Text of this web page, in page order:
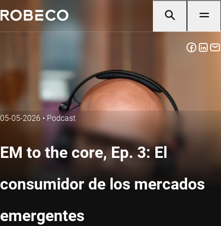
05-05-2026 • Podcast
EM to the core, Ep. 3: El
consumidor de los mercados
emergentes